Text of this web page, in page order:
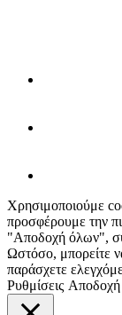
Χρησιμοποιούμε
προσφέρουμε την
"Αποδοχή όλων",
Ωστόσο, μπορείτε
παράσχετε
Ρυθμίσεις